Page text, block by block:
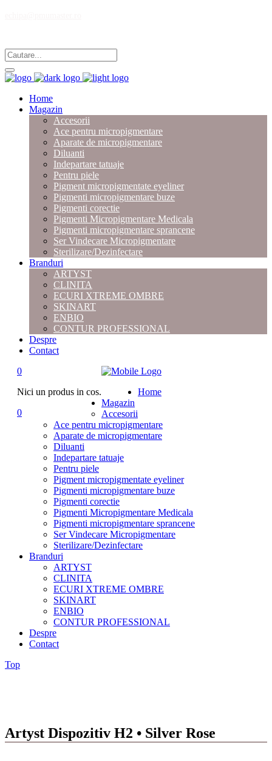
Home
Magazin
Accesorii
Ace pentru micropigmentare
Aparate de micropigmentare
Diluanti
Indepartare tatuaje
Pentru piele
Pigment micropigmentate eyeliner
Pigmenti micropigmentare buze
Pigmenti corectie
Pigmenti Micropigmentare Medicala
Pigmenti micropigmentare sprancene
Ser Vindecare Micropigmentare
Sterilizare/Dezinfectare
Branduri
ARTYST
CLINITA
ECURI XTREME OMBRE
SKINART
ENBIO
CONTUR PROFESSIONAL
Despre
Contact
0
Nici un produs in cos.
0
Home
Magazin
Accesorii
Ace pentru micropigmentare
Aparate de micropigmentare
Diluanti
Indepartare tatuaje
Pentru piele
Pigment micropigmentate eyeliner
Pigmenti micropigmentare buze
Pigmenti corectie
Pigmenti Micropigmentare Medicala
Pigmenti micropigmentare sprancene
Ser Vindecare Micropigmentare
Sterilizare/Dezinfectare
Branduri
ARTYST
CLINITA
ECURI XTREME OMBRE
SKINART
ENBIO
CONTUR PROFESSIONAL
Despre
Contact
Top
Artyst Dispozitiv H2 • Silver Rose